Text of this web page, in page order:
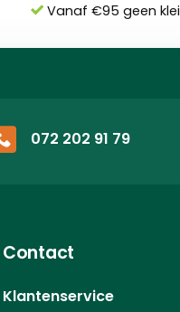
Vanaf €95 geen
072 202 91 79
Contact
Klantenservice